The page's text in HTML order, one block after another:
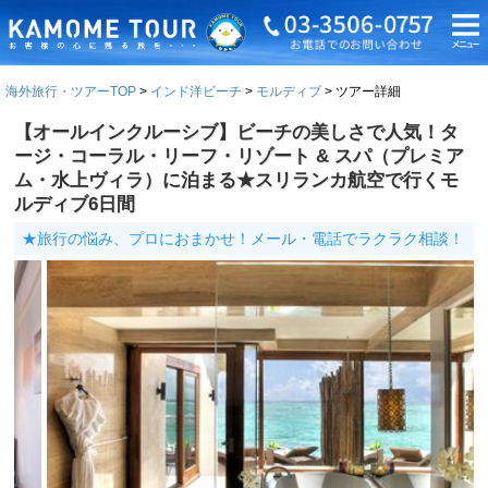
海外旅行・ツアーTOP インド洋ビーチ モルディブ ツアー詳細
【オールインクルーシブ】ビーチの美しさで人気！タ
ージ・コーラル・リーフ・リゾート & スパ（プレミア
ム・水上ヴィラ）に泊まる★スリランカ航空で行くモ
ルディブ6日間
★旅行の悩み、プロにおまかせ！メール・電話でラクラク相談！